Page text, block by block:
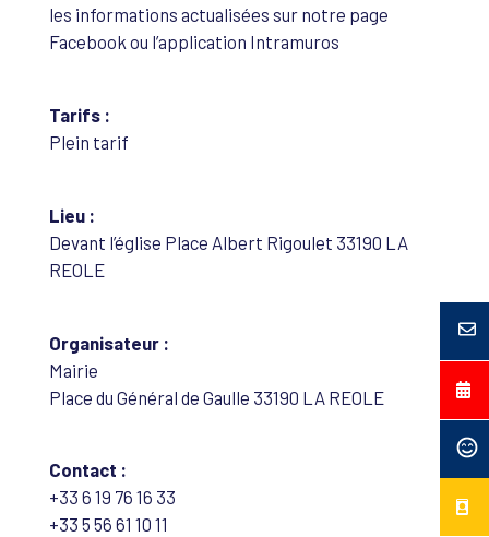
les informations actualisées sur notre page
Facebook ou l’application Intramuros
Tarifs :
Plein tarif
Lieu :
Devant l’église Place Albert Rigoulet 33190 LA
REOLE
Organisateur :
Mairie
Place du Général de Gaulle 33190 LA REOLE
Contact :
+33 6 19 76 16 33
+33 5 56 61 10 11